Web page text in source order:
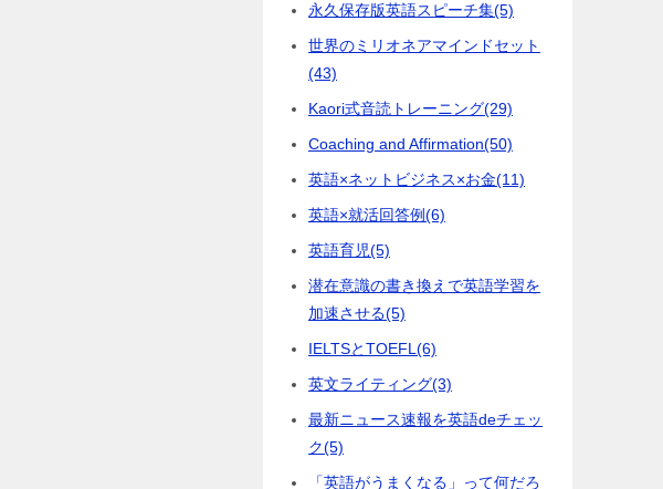
永久保存版英語スピーチ集(5)
世界のミリオネアマインドセット
(43)
Kaori式音読トレーニング(29)
Coaching and Affirmation(50)
英語×ネットビジネス×お金(11)
英語×就活回答例(6)
英語育児(5)
潜在意識の書き換えで英語学習を
加速させる(5)
IELTSとTOEFL (6)
英文ライティング(3)
最新ニュース速報を英語deチェッ
ク(5)
「英語がうまくなる」って何だろ